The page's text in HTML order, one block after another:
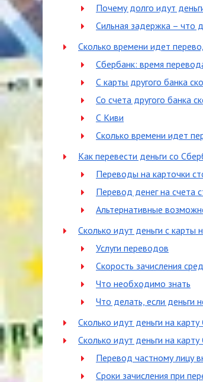
Почему долго идут
Сильная задержка – что
Сколько времени идет
Сбербанк: время
С карты другого банка
Со счета другого банка
С Киви
Сколько времени идет
Как перевести деньги со
Переводы на карточки
Перевод денег на счета
Альтернативные
Сколько идут деньги с карты
Услуги переводов
Скорость зачисления
Что необходимо знать
Что делать, если деньги
Сколько идут деньги на
Сколько идут деньги на
Перевод частному лицу
Сроки зачисления при